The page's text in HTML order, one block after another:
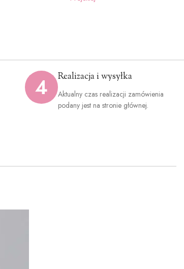
4 Realizacja i wysyłka
Aktualny czas realizacji zamówienia
podany jest na stronie głównej.